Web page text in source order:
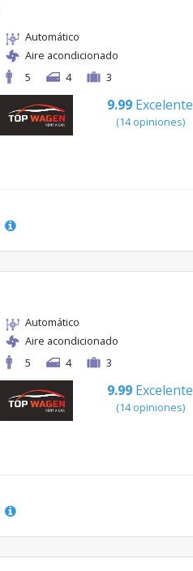
Automático
Aire acondicionado
5
4 3
9.99 Excelente
(14 opiniones)
Automático
Aire acondicionado
5
4 3
9.99 Excelente
(14 opiniones)